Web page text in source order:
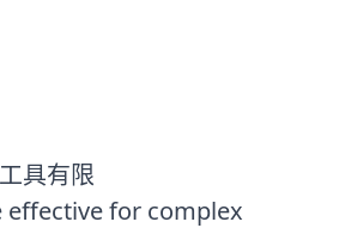
具有限
effective for complex